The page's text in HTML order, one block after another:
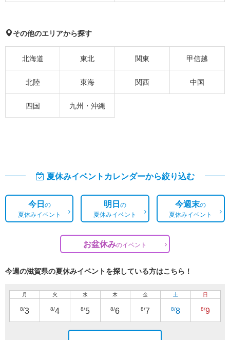
その他のエリアから探す
北海道 東北 関東 甲信越
北陸 東海 関西 中国
四国 九州・沖縄
夏休みイベントカレンダーから絞り込む
今日の
夏休みイベント
明日の
夏休みイベント
今週末の
夏休みイベント
お盆休みのイベント
今週の滋賀県の夏休みイベントを探している方はこちら！
月
8/3
火
8/4
水
8/5
木
8/6
金
8/7
土
8/8
日
8/9